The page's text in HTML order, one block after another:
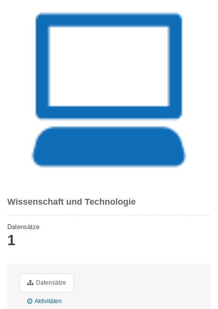
Wissenschaft und Technologie
Datensätze
1
Datensätze
Aktivitäten